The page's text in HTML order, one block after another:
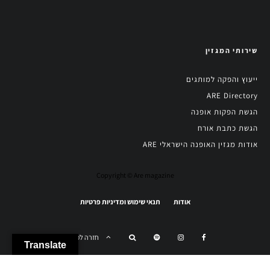
שירותי המגזין
ייעוץ והפקה למותגים
ARE Directory
הגשת הפקות אופנה
הגשת כתבת אורח
אודות מגזין האופנה הישראלי ARE
Copyright © Are magazine
אודות תנאי שימוש ומדיניות פרטיות
חזרה למעלה
Translate